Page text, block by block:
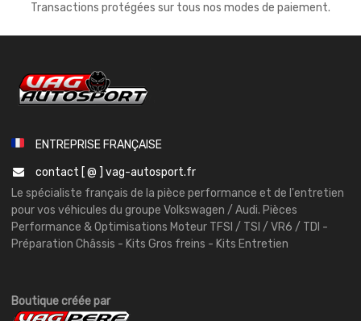
Transactions protégées sur tous nos modes de paiement.
ENTREPRISE FRANÇAISE
contact [ @ ] vag-autosport.fr
Le spécialiste français de la pièce performance et de l'entretien
pour vos véhicules du groupe Volkswagen / Audi. Pièces
Performance & Optimisations Moteur TFSI / TSI / VR6 / TDI -
Préparation Châssis - Kits Gros freins - Kits Entretien
Boutique créée par